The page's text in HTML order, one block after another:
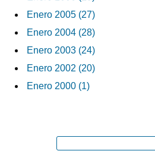
Enero 2005 (27)
Enero 2004 (28)
Enero 2003 (24)
Enero 2002 (20)
Enero 2000 (1)